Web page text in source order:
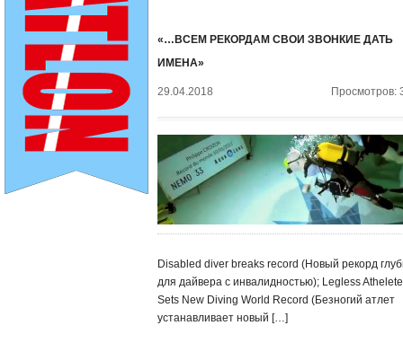
«…ВСЕМ РЕКОРДАМ СВОИ ЗВОНКИЕ ДАТЬ
ИМЕНА»
29.04.2018 Просмотров:
Disabled diver breaks record (Новый рекорд
для дайвера с инвалидностью); Legless Athelete
Sets New Diving World Record (Безногий атлет
устанавливает новый […]